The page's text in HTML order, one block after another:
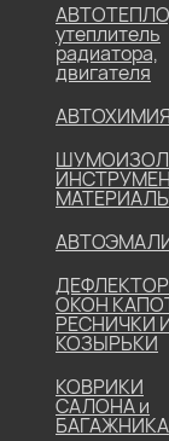
утеплитель
радиатора,
двигателя
АВТОХИМИЯ
ОКОН
РЕСНИЧКИ
КОЗЫРЬКИ
КОВРИКИ
САЛОНА и
БАГАЖНИКА